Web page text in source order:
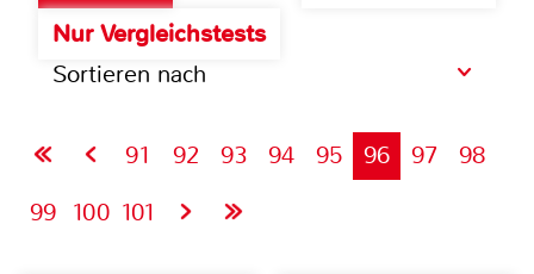
Nur Vergleichstests
Sortieren nach
91 92 93 94 95 96 97
98
99 100 101